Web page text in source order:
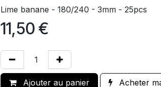
Lime banane - 180/240 - 3mm - 25pcs
11,50 €
Ajouter au panier Acheter